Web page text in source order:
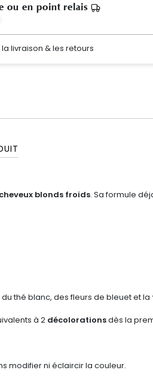
ou en point relais
livraison & les retours
cheveux blonds froids. Sa formule
du thé blanc, des fleurs de bleuet et la
à 2 décolorationsdès la
modifier ni éclaircir la couleur.